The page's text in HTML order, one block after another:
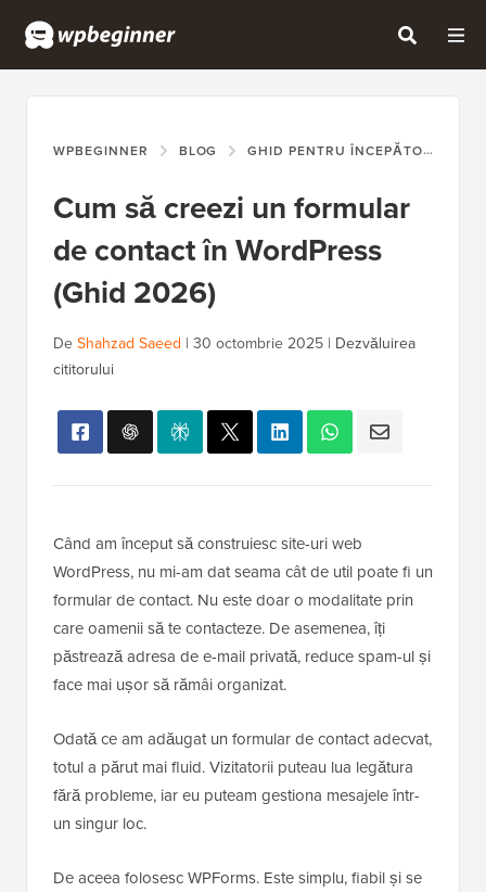
WPBEGINNER BLOG GHID PENTRU ÎNCEPĂTORI
Cum să creezi un formular
de contact în WordPress
(Ghid 2026)
DeShahzad Saeed | 30 octombrie 2025 | Dezvăluirea
cititorului
Când am început să construiesc site-uri web
WordPress, nu mi-am dat seama cât de util poate fi un
formular de contact. Nu este doar o modalitate prin
care oamenii să te contacteze. De asemenea, îți
păstrează adresa de e-mail privată, reduce spam-ul și
face mai ușor să rămâi organizat.
Odată ce am adăugat un formular de contact adecvat,
totul a părut mai fluid. Vizitatorii puteau lua legătura
fără probleme, iar eu puteam gestiona mesajele într-
un singur loc.
De aceea folosesc WPForms. Este simplu, fiabil și se